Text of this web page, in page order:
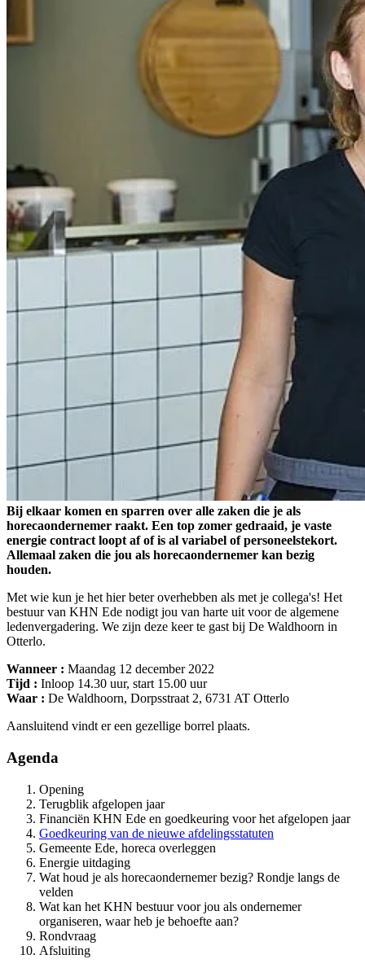
Bij elkaar komen en sparren over alle zaken die je als
horecaondernemer raakt. Een top zomer gedraaid, je vaste
energie contract loopt af of is al variabel of personeelstekort.
Allemaal zaken die jou als horecaondernemer kan bezig
houden.
Met wie kun je het hier beter overhebben als met je collega's! Het
bestuur van KHN Ede nodigt jou van harte uit voor de algemene
ledenvergadering. We zijn deze keer te gast bij De Waldhoorn in
Otterlo.
Wanneer : Maandag 12 december 2022
Tijd : Inloop 14.30 uur, start 15.00 uur
Waar : De Waldhoorn, Dorpsstraat 2, 6731 AT Otterlo
Aansluitend vindt er een gezellige borrel plaats.
Agenda
Opening
Terugblik afgelopen jaar
Financiën KHN Ede en goedkeuring voor het afgelopen jaar
Goedkeuring van de nieuwe afdelingsstatuten
Gemeente Ede, horeca overleggen
Energie uitdaging
Wat houd je als horecaondernemer bezig? Rondje langs de
velden
Wat kan het KHN bestuur voor jou als ondernemer
organiseren, waar heb je behoefte aan?
Rondvraag
Afsluiting